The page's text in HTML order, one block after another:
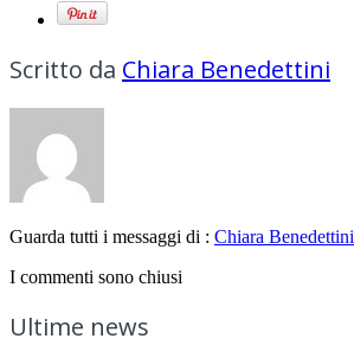
Scritto da Chiara Benedettini
Guarda tutti i messaggi di : Chiara Benedettini
I commenti sono chiusi
Ultime news